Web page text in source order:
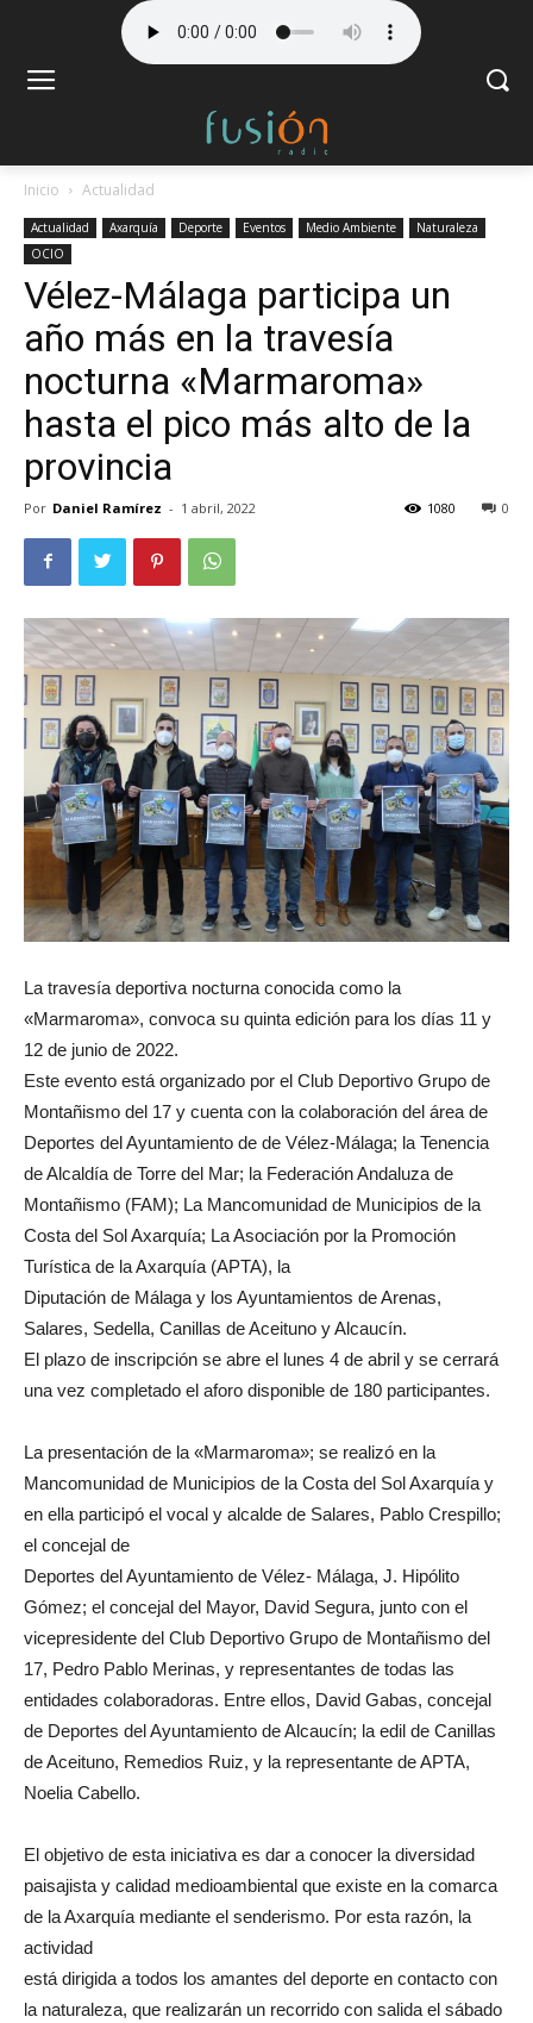
Inicio Actualidad
Actualidad Axarquía Deporte Eventos Medio Ambiente
Naturaleza
OCIO
Vélez-Málaga participa un
año más en la travesía
nocturna «Marmaroma»
hasta el pico más alto de la
provincia
Por Daniel Ramírez - 1 abril, 2022 0
1080
La travesía deportiva nocturna conocida como la
«Marmaroma», convoca su quinta edición para los días 11 y
12 de junio de 2022.
Este evento está organizado por el Club Deportivo Grupo de
Montañismo del 17 y cuenta con la colaboración del área de
Deportes del Ayuntamiento de de Vélez-Málaga; la Tenencia
de Alcaldía de Torre del Mar; la Federación Andaluza de
Montañismo (FAM); La Mancomunidad de Municipios de la
Costa del Sol Axarquía; La Asociación por la Promoción
Turística de la Axarquía (APTA), la
Diputación de Málaga y los Ayuntamientos de Arenas,
Salares, Sedella, Canillas de Aceituno y Alcaucín.
El plazo de inscripción se abre el lunes 4 de abril y se cerrará
una vez completado el aforo disponible de 180 participantes.
La presentación de la «Marmaroma»; se realizó en la
Mancomunidad de Municipios de la Costa del Sol Axarquía y
en ella participó el vocal y alcalde de Salares, Pablo Crespillo;
el concejal de
Deportes del Ayuntamiento de Vélez- Málaga, J. Hipólito
Gómez; el concejal del Mayor, David Segura, junto con el
vicepresidente del Club Deportivo Grupo de Montañismo del
17, Pedro Pablo Merinas, y representantes de todas las
entidades colaboradoras. Entre ellos, David Gabas, concejal
de Deportes del Ayuntamiento de Alcaucín; la edil de Canillas
de Aceituno, Remedios Ruiz, y la representante de APTA,
Noelia Cabello.
El objetivo de esta iniciativa es dar a conocer la diversidad
paisajista y calidad medioambiental que existe en la comarca
de la Axarquía mediante el senderismo. Por esta razón, la
actividad
está dirigida a todos los amantes del deporte en contacto con
la naturaleza, que realizarán un recorrido con salida el sábado